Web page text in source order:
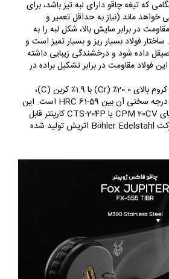
که تیغه چاقو دارای لبه تیز باشد، برای
خواهد ماند (نیاز به حداقل تعمیر و
در برابر سایش بالا، شکل لبه را به
فولاد بسیار ریز و بسیار تمیز است و
داده شود و درخشندگی زیبایی داشته
فولاد مقاومت در برابر تشکیل براده در
این فولاد دارای محتوای کروم بالای 20.0٪ (Cr) با 1.9٪ کربن (C)،
وانادیم 4.0٪ (V) است و درجه سختی آن بین 59-61 HRC است. این
فولاد فوق العاده با فولادهای CPM 20CV یا CTS-204P کارپنتر قابل
مقایسه است و توسط شرکت Böhler Edelstahl اتریش تولید شده